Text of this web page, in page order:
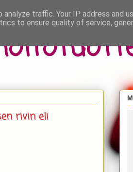
rivin eli
traffic. Your IP address and
to ensure quality of service,